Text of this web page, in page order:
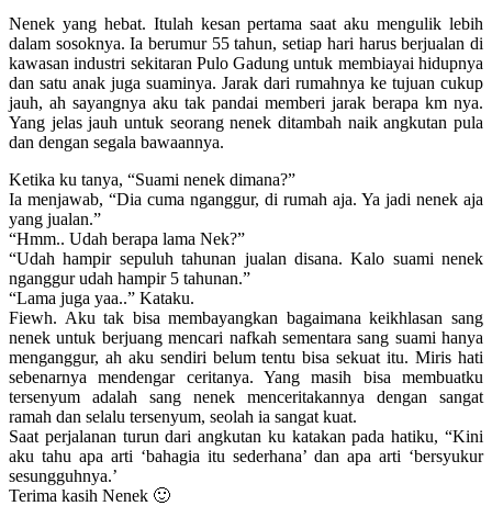
Nenek yang hebat. Itulah kesan pertama saat aku mengulik lebih
dalam sosoknya. Ia berumur 55 tahun, setiap hari harus berjualan di
kawasan industri sekitaran Pulo Gadung untuk membiayai hidupnya
dan satu anak juga suaminya. Jarak dari rumahnya ke tujuan cukup
jauh, ah sayangnya aku tak pandai memberi jarak berapa km nya.
Yang jelas jauh untuk seorang nenek ditambah naik angkutan pula
dan dengan segala bawaannya.
Ketika ku tanya, “Suami nenek dimana?”
Ia menjawab, “Dia cuma nganggur, di rumah aja. Ya jadi nenek aja
yang jualan.”
“Hmm.. Udah berapa lama Nek?”
“Udah hampir sepuluh tahunan jualan disana. Kalo suami nenek
nganggur udah hampir 5 tahunan.”
“Lama juga yaa..” Kataku.
Fiewh. Aku tak bisa membayangkan bagaimana keikhlasan sang
nenek untuk berjuang mencari nafkah sementara sang suami hanya
menganggur, ah aku sendiri belum tentu bisa sekuat itu. Miris hati
sebenarnya mendengar ceritanya. Yang masih bisa membuatku
tersenyum adalah sang nenek menceritakannya dengan sangat
ramah dan selalu tersenyum, seolah ia sangat kuat.
Saat perjalanan turun dari angkutan ku katakan pada hatiku, “Kini
aku tahu apa arti ‘bahagia itu sederhana’ dan apa arti ‘bersyukur
sesungguhnya.’
Terima kasih Nenek 🙂